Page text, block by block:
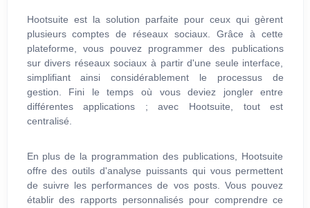
Hootsuite est la solution parfaite pour ceux qui gèrent
plusieurs comptes de réseaux sociaux. Grâce à cette
plateforme, vous pouvez programmer des publications
sur divers réseaux sociaux à partir d'une seule interface,
simplifiant ainsi considérablement le processus de
gestion. Fini le temps où vous deviez jongler entre
différentes applications ; avec Hootsuite, tout est
centralisé.
En plus de la programmation des publications, Hootsuite
offre des outils d'analyse puissants qui vous permettent
de suivre les performances de vos posts. Vous pouvez
établir des rapports personnalisés pour comprendre ce